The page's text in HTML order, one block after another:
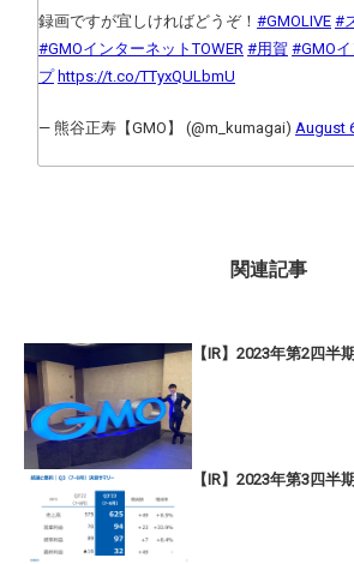
録画ですが宜しければどうぞ！ #GMOLIVE #
#GMOインターネットTOWER #用賀 #GMO
プ https://t.co/TTyxQULbmU
— 熊谷正寿【GMO】 (@m_kumagai) August
関連記事
【IR】2023年第2四半
【IR】2023年第3四半